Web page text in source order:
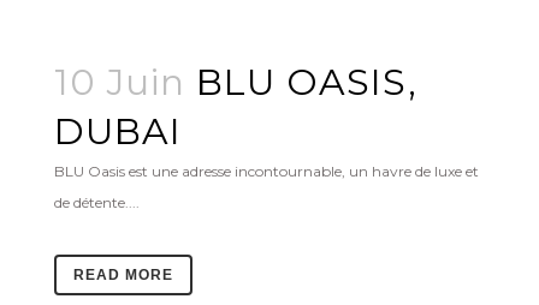
10 Juin BLU OASIS,
DUBAI
BLU Oasis est une adresse incontournable, un havre de luxe et
de détente....
READ MORE